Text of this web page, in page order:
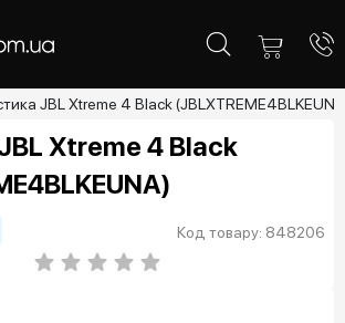
JBL Xtreme 4 Black
Xtreme 4 Black
Код товару: 848206